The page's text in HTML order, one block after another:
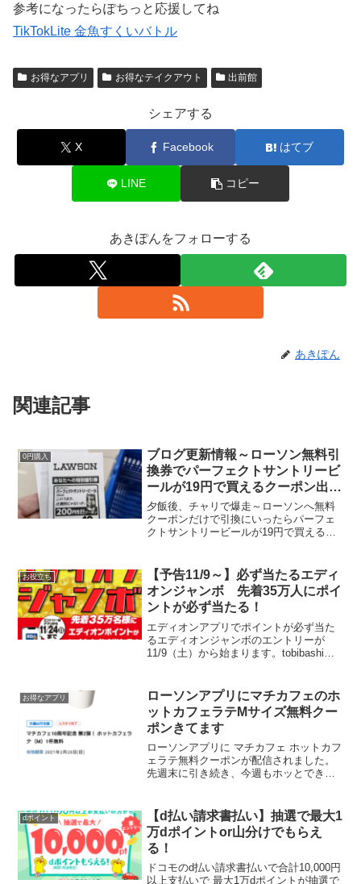
参考になったらぽちっと応援してね
TikTokLite 金魚すくいバトル
お得なアプリ お得なテイクアウト 出前館
シェアする
X Facebook はてブ
LINE コピー
あきぽんをフォローする
あきぽん
関連記事
0円購入
ブログ更新情報～ローソン無料引
換券でパーフェクトサントリービ
ールが19円で買えるクーポン出
た！
夕飯後、チャリで爆走～ローソンへ無料
クーポンだけで引換にいったらパーフェ
クトサントリービールが19円で買えるク
もしれない。無料引換券だけで買物した
らパーフェクトサン...
お役立ち
【予告11/9～】必ず当たるエディ
オンジャンボ 先着35万人にポイ
ントが必ず当たる！
エディオンアプリでポイントが必ず当た
るエディオンジャンボのエントリーが
11/9（土）から始まります。tobibashiさ
100ポイント1等 10万エディオンポイ...
お得なアプリ
ローソンアプリにマチカフェのホ
ットカフェラテMサイズ無料クー
ポンきてます
ローソンアプリに マチカフェ ホットカフ
ェラテ無料クーポンが配信されました。
先週末に引き続き、今週もホッとできる
ス無料クーポンまだ引き換えていない
方、ご一緒にどうぞ...
dポイント
【d払い請求書払い】抽選で最大1
万dポイントor山分けでもらえ
る！
ドコモのd払い請求書払いで合計10,000円
以上支払いで 最大1万dポイントが抽選で